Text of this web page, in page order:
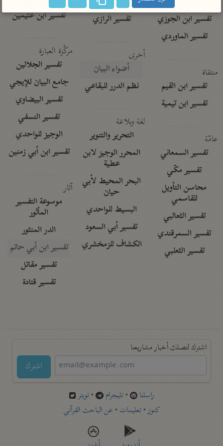
تفسير ابن الجوزي
تفسير الماوردي
منتقاة
تفسير ابن القيم
تفسير ابن تيمية
عامّة
تفسير السمعاني
تفسير مكّي
محاسن التأويل
للقاسمي
تفسير الثعالبي
تفسير السمرقندي
تفسير الثعلبي
تفسير الرازي
أخرى
أضواء البيان
نظم الدرر للبقاعي
لغة وبلاغة
التحرير والتنوير
المحرر الوجيز لابن
عطية
البحر المحيط لأبي
حيان
البسيط للواحدي
تفسير أبي السعود
الكشاف للزمخشري
تفسير ابن عثيمين
مركَّزة العبارة
تفسير الجلالين
جامع البيان للإيجي
تفسير البيضاوي
تفسير النسفي
الوجيز للواحدي
تفسير ابن أبي زمنين
آثار
موسوعة التفسير
المأثور
الدر المنثور
تفسير ابن أبي حاتم
تفسير مقاتل
تفسير قتادة
اشترك لتصلك أخبار مشاريعنا
اشترك
راسلنا •تليجرام •تويتر
كنوز•تعليمات •عن الباحث القرآني